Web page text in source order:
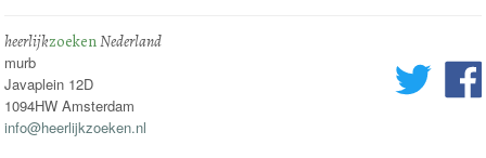
heerlijkzoekenNederland
murb
Javaplein 12D
1094HW Amsterdam
info@heerlijkzoeken.nl